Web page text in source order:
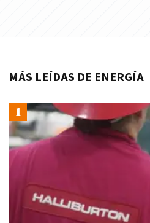
MÁS LEÍDAS DE ENERGÍA